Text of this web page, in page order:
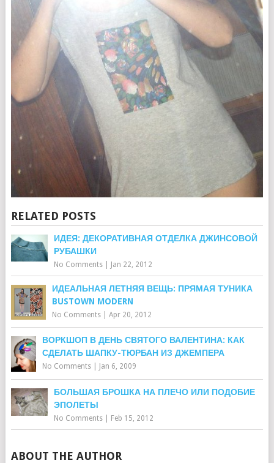
RELATED POSTS
ИДЕЯ: ДЕКОРАТИВНАЯ ОТДЕЛКА ДЖИНСОВОЙ
РУБАШКИ
No Comments| Jan 22, 2012
ИДЕАЛЬНАЯ ЛЕТНЯЯ ВЕЩЬ: ПРЯМАЯ ТУНИКА
BUSTOWN MODERN
No Comments| Apr 20, 2012
ВОРКШОП В ДЕНЬ СВЯТОГО ВАЛЕНТИНА: КАК
СДЕЛАТЬ ШАПКУ-ТЮРБАН ИЗ ДЖЕМПЕРА
No Comments| Jan 6, 2009
БОЛЬШАЯ БРОШКА НА ПЛЕЧО ИЛИ ПОДОБИЕ
ЭПОЛЕТЫ
No Comments| Feb 15, 2012
ABOUT THE AUTHOR